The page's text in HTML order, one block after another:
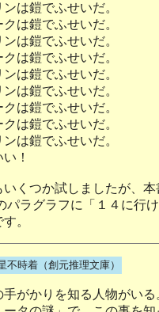
は鎧でふせいだ。
は鎧でふせいだ。
は鎧でふせいだ。
は鎧でふせいだ。
は鎧でふせいだ。
は鎧でふせいだ。
は鎧でふせいだ。
は鎧でふせいだ。
は鎧でふせいだ。
！
くつか試しましたが、
パラグラフに「１４に行
。
不時着（創元推理文庫）
がかりを知る人物がいる